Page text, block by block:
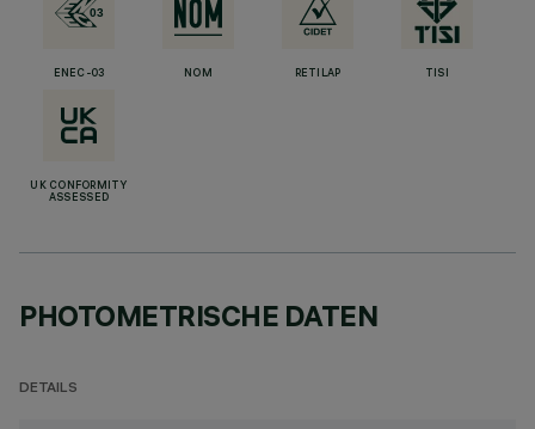
ENEC-03 NOM RETILAP TISI
UK CONFORMITY
ASSESSED
PHOTOMETRISCHE DATEN
DETAILS